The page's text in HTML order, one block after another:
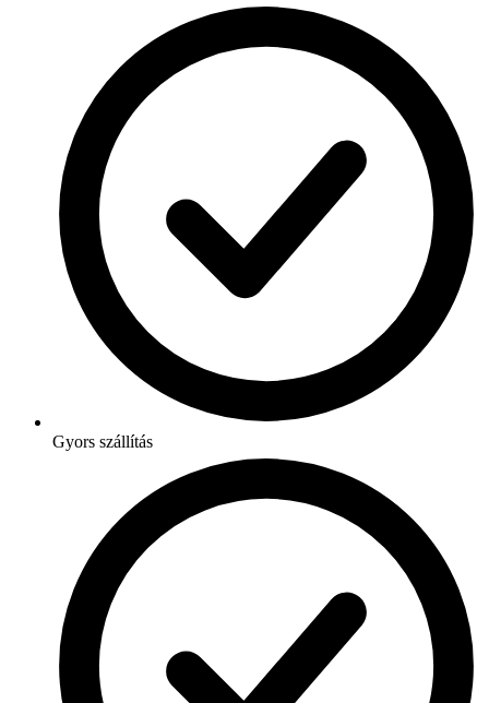
Gyors szállítás